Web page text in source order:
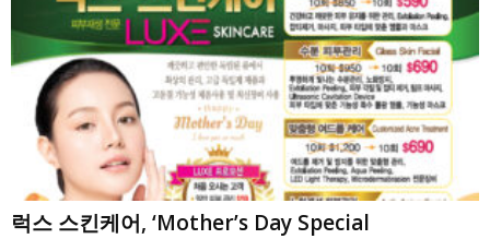
럭스 스킨케어, ‘Mother’s Day Special